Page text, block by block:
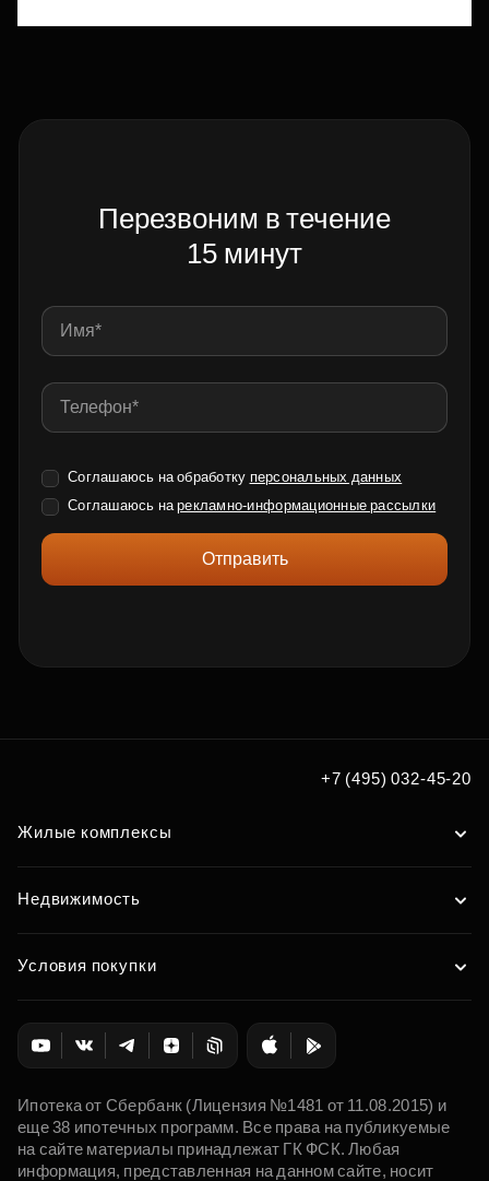
Перезвоним в течение
15 минут
Соглашаюсь на обработку персональных данных
Соглашаюсь нарекламно-информационные рассылки
Отправить
+7 (495) 032-45-20
Жилые комплексы
Недвижимость
Условия покупки
Ипотека от Сбербанк (Лицензия №1481 от 11.08.2015) и
еще 38 ипотечных программ. Все права на публикуемые
на сайте материалы принадлежат ГК ФСК. Любая
информация, представленная на данном сайте, носит